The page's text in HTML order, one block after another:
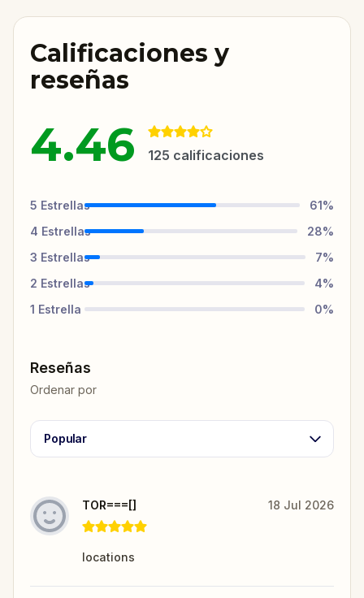
Calificaciones y
reseñas
4.46 125 calificaciones
5 Estrellas 61%
4 Estrellas 28%
3 Estrellas 7%
2 Estrellas 4%
1 Estrella 0%
Reseñas
Ordenar por
Popular
TOR===[] 18 Jul 2026
locations